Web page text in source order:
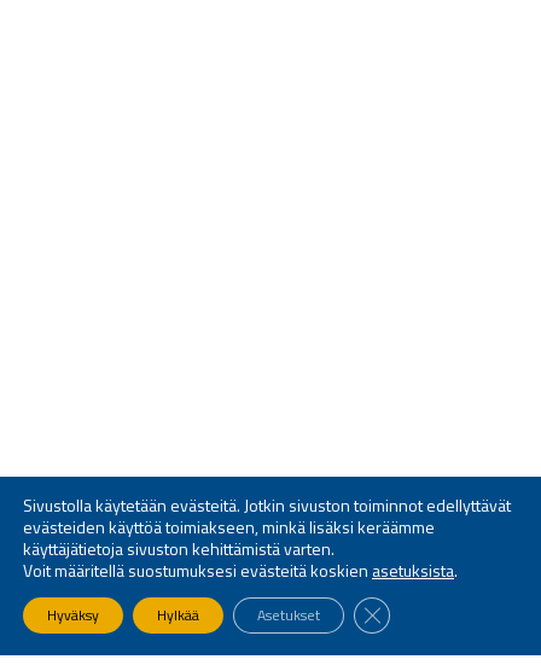
Sivustolla käytetään evästeitä. Jotkin sivuston toiminnot edellyttävät
evästeiden käyttöä toimiakseen, minkä lisäksi keräämme
käyttäjätietoja sivuston kehittämistä varten.
Voit määritellä suostumuksesi evästeitä koskien asetuksista.
Hyväksy Hylkää Asetukset SULJE